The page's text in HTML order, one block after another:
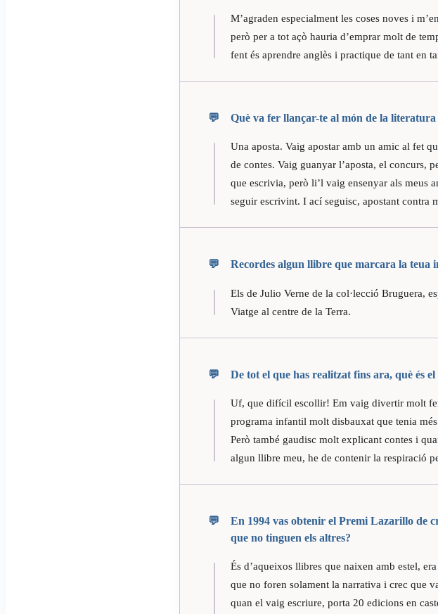
M’agraden especialment les coses noves i
però per a tot açò hauria d’emprar molt de
fent és aprendre anglès i practique de tant en
Què va fer llançar-te al món de la
Una aposta. Vaig apostar amb un amic al fet
de contes. Vaig guanyar l’aposta, el concurs,
que escrivia, però li’l vaig ensenyar als meus
seguir escrivint. I ací seguisc, apostant contra
Recordes algun llibre que marcara la teua
Els de Julio Verne de la col·lecció Bruguera,
Viatge al centre de la Terra.
De tot el que has realitzat fins ara, què és el
Uf, que difícil escollir! Em vaig divertir molt
programa infantil molt disbauxat que tenia
Però també gaudisc molt explicant contes i
algun llibre meu, he de contenir la respiració
En 1994 vas obtenir el Premi Lazarillo de
que no tinguen els altres?
És d’aqueixos llibres que naixen amb estel,
que no foren solament la narrativa i crec que
quan el vaig escriure, porta 20 edicions en